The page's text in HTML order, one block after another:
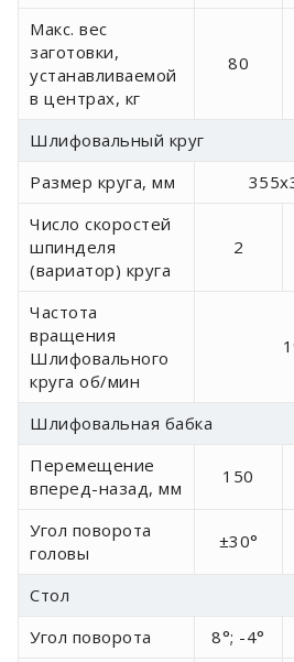
Макс. вес
заготовки,
устанавливаемой
в центрах, кг
80
Шлифовальный круг
Размер круга, мм
Число скоростей
шпинделя
(вариатор) круга
2
Частота
вращения
Шлифовального
круга об/мин
Шлифовальная бабка
Перемещение
вперед-назад, мм
150
Угол поворота
головы
±30°
Стол
Угол поворота
8°; -4°